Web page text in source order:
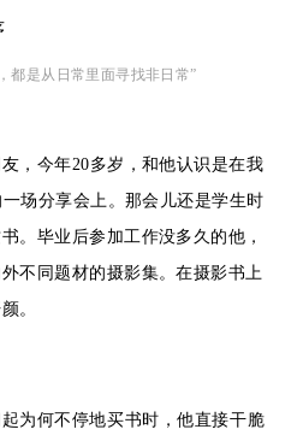
都是从日常里面寻找非日常”
，今年20多岁，和他认识是在我
场分享会上。那会儿还是学生时
。毕业后参加工作没多久的他，
不同题材的摄影集。在摄影书上
。
为何不停地买书时，他直接干脆